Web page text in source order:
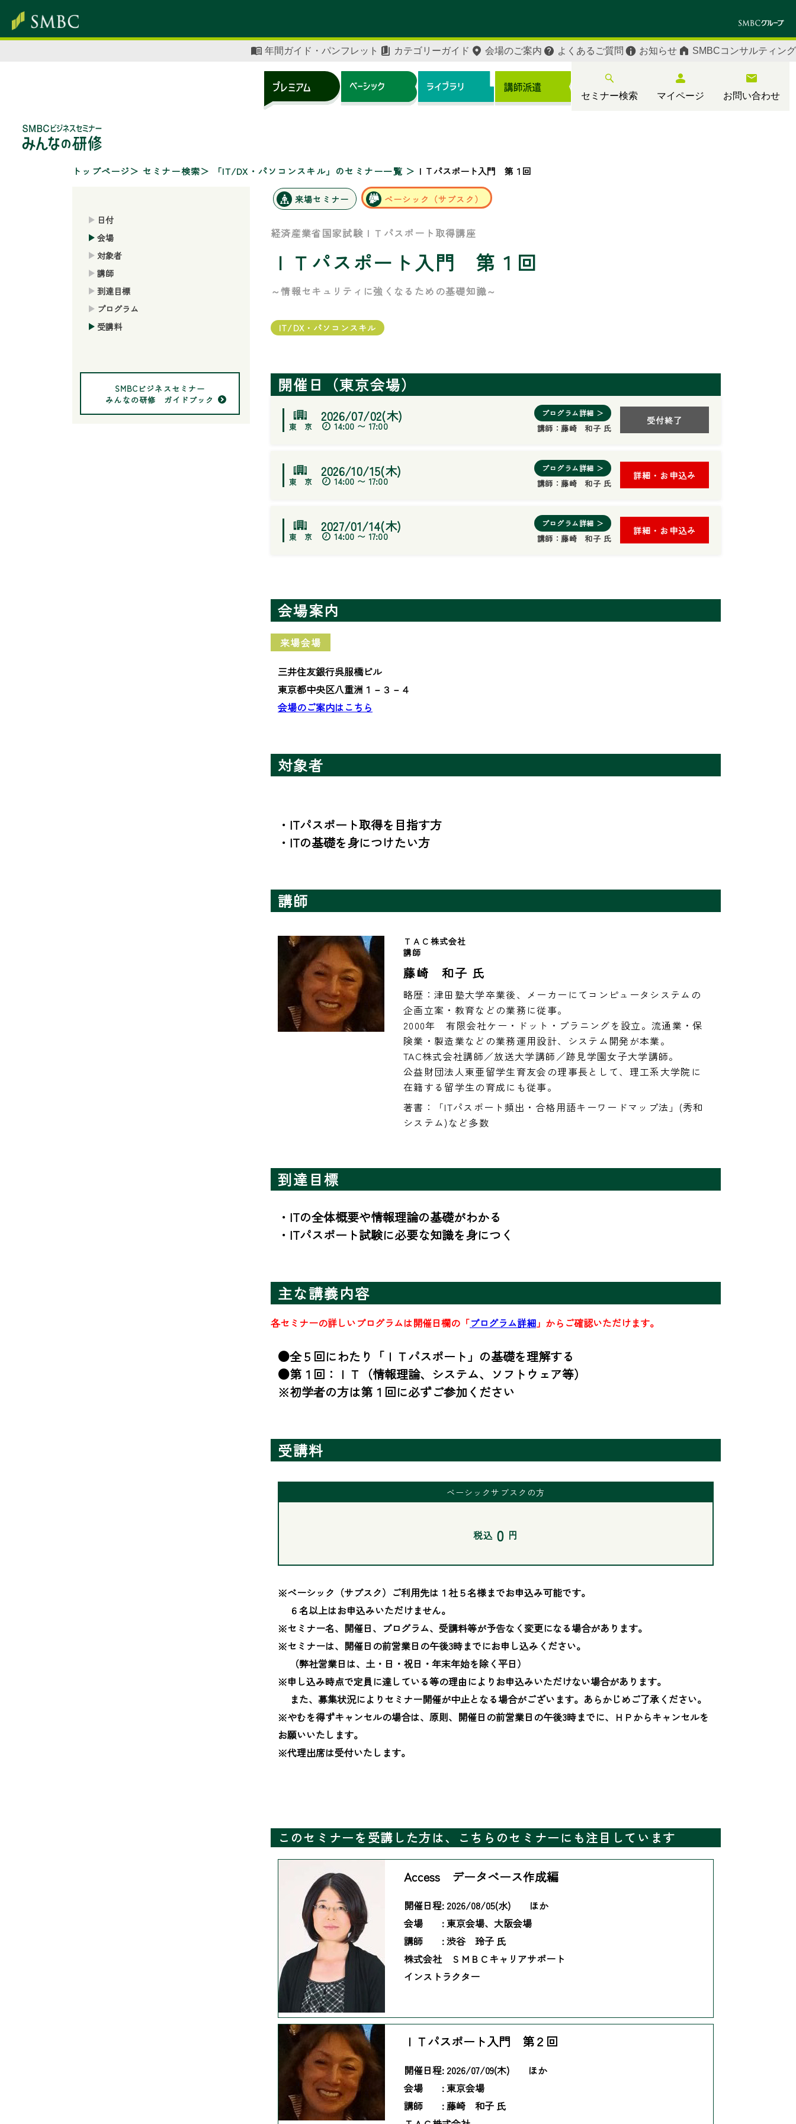
セミナー検索 マイページ お問い合わせ
年間ガイド・パンフレット カテゴリーガイド 会場のご案内 よくあるご質問 お知らせ SMBCコンサルティング
トップページ セミナー検索 「IT/DX・パソコンスキル」のセミナー一覧 ＩＴパスポート入門 第１回
日付
会場
対象者
講師
到達目標
プログラム
受講料
SMBCビジネスセミナー
みんなの研修 ガイドブック
来場セミナー ベーシック（サブスク）
経済産業省国家試験ＩＴパスポート取得講座
ＩＴパスポート入門 第１回
～情報セキュリティに強くなるための基礎知識～
IT/DX・パソコンスキル
開催日（東京会場）
2026/07/02(木)
14:00 〜 17:00
プログラム詳細 ＞
講師： 藤崎 和子 氏
受付終了
2026/10/15(木)
14:00 〜 17:00
プログラム詳細 ＞
講師： 藤崎 和子 氏
詳細・お申込み
2027/01/14(木)
14:00 〜 17:00
プログラム詳細 ＞
講師： 藤崎 和子 氏
詳細・お申込み
会場案内
来場会場
三井住友銀行呉服橋ビル
東京都中央区八重洲１－３－４
会場のご案内はこちら
対象者
・ITパスポート取得を目指す方
・ITの基礎を身につけたい方
講師
ＴＡＣ株式会社
講師
藤崎 和子 氏
略歴：津田塾大学卒業後、メーカーにてコンピュータシステムの
企画立案・教育などの業務に従事。
2000年　有限会社ケー・ドット・プラニングを設立。流通業・保
険業・製造業などの業務運用設計、システム開発が本業。
TAC株式会社講師／放送大学講師／跡見学園女子大学講師。
公益財団法人東亜留学生育友会の理事長として、理工系大学院に
在籍する留学生の育成にも従事。
著書：「ITパスポート頻出・合格用語キーワードマップ法」(秀和
システム)など多数
到達目標
・ITの全体概要や情報理論の基礎がわかる
・ITパスポート試験に必要な知識を身につく
主な講義内容
各セミナーの詳しいプログラムは開催日欄の「プログラム詳細 」からご確認いただけます。
●全５回にわたり「ＩＴパスポート」の基礎を理解する
●第１回：ＩＴ（情報理論、システム、ソフトウェア等）
※初学者の方は第１回に必ずご参加ください
受講料
ベーシックサブスクの方
税込 0 円
※ベーシック（サブスク）ご利用先は１社５名様までお申込み可能です。
６名以上はお申込みいただけません。
※セミナー名、開催日、プログラム、受講料等が予告なく変更になる場合があります。
※セミナーは、開催日の前営業日の午後3時までにお申し込みください。
（弊社営業日は、土・日・祝日・年末年始を除く平日）
※申し込み時点で定員に達している等の理由によりお申込みいただけない場合があります。
また、募集状況によりセミナー開催が中止となる場合がございます。あらかじめご了承ください。
※やむを得ずキャンセルの場合は、原則、開催日の前営業日の午後3時までに、ＨＰからキャンセルを
お願いいたします。
※代理出席は受付いたします。
このセミナーを受講した方は、こちらのセミナーにも注目しています
Access データベース作成編
開催日程: 2026/08/05(水) ほか
会場 : 東京会場、大阪会場
講師 :渋谷 玲子 氏
株式会社 ＳＭＢＣキャリアサポート
インストラクター
ＩＴパスポート入門 第２回
開催日程: 2026/07/09(木) ほか
会場 : 東京会場
講師 : 藤崎 和子 氏